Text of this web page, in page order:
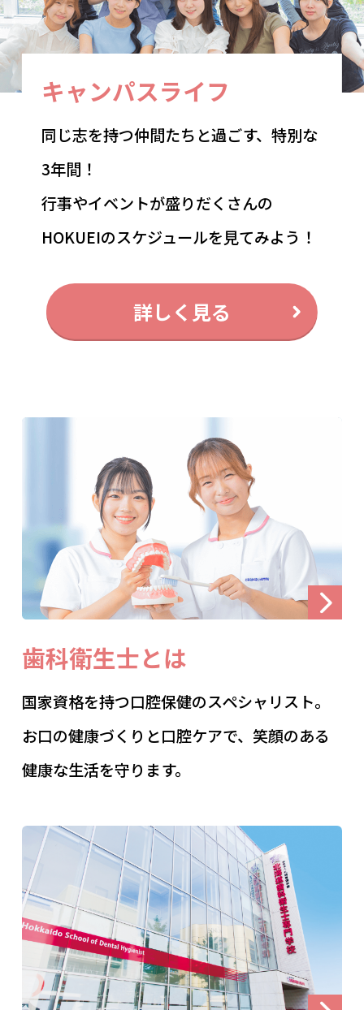
キャンパスライフ
同じ志を持つ仲間たちと過ごす、特別な
3年間！
行事やイベントが盛りだくさんの
HOKUEIのスケジュールを見てみよう！
詳しく見る
歯科衛生士とは
国家資格を持つ口腔保健のスペシャリスト。
お口の健康づくりと口腔ケアで、笑顔のある
健康な生活を守ります。